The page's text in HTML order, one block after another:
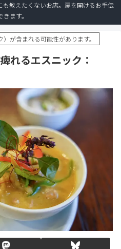
教えたくないお店。扉を開けるお手伝
きます。
が含まれる可能性があります。
れるエスニック：